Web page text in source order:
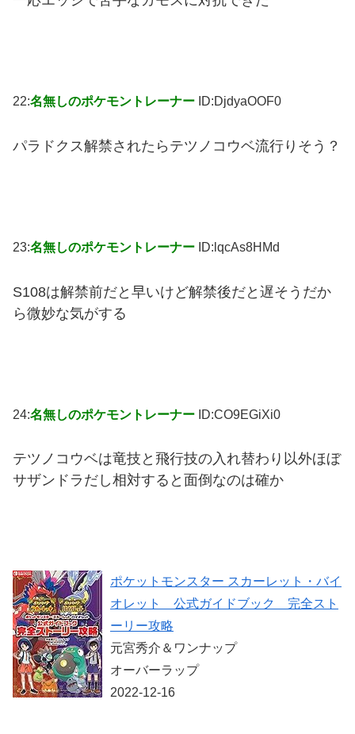
22:名無しのポケモントレーナー ID:DjdyaOOF0
パラドクス解禁されたらテツノコウベ流行りそう？
23:名無しのポケモントレーナー ID:lqcAs8HMd
S108は解禁前だと早いけど解禁後だと遅そうだか
ら微妙な気がする
24:名無しのポケモントレーナー ID:CO9EGiXi0
テツノコウベは竜技と飛行技の入れ替わり以外ほぼ
サザンドラだし相対すると面倒なのは確か
ポケットモンスター スカーレット・バイ
オレット 公式ガイドブック 完全スト
ーリー攻略
元宮秀介＆ワンナップ
オーバーラップ
2022-12-16